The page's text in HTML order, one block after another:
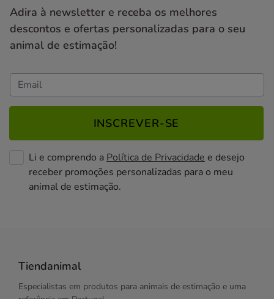
Adira à newsletter e receba os melhores
descontos e ofertas personalizadas para o seu
animal de estimação!
INSCREVER-SE
Li e comprendo a Política de Privacidade e desejo
receber promoções personalizadas para o meu
animal de estimação.
Tiendanimal
Especialistas em produtos para animais de estimação e uma